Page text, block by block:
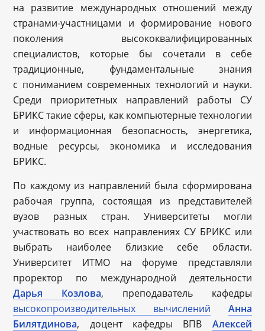
на развитие международных отношений между
странами-участницами и формирование нового
поколения высококвалифицированных
специалистов, которые бы сочетали в себе
традиционные, фундаментальные знания
с пониманием современных технологий и науки.
Среди приоритетных направлений работы СУ
БРИКС такие сферы, как компьютерные технологии
и информационная безопасность, энергетика,
водные ресурсы, экономика и исследования
БРИКС.
По каждому из направлений была сформирована
рабочая группа, состоящая из представителей
вузов разных стран. Университеты могли
участвовать во всех направлениях СУ БРИКС или
выбрать наиболее близкие себе области.
Университет ИТМО на форуме представляли
проректор по международной деятельности
Дарья Козлова, преподаватель кафедры
высокопроизводительных вычислений
Анна
Билятдинова, доцент кафедры ВПВ Алексей